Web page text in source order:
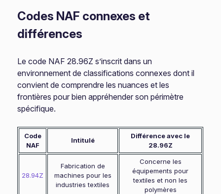
Codes NAF connexes et
différences
Le code NAF 28.96Z s’inscrit dans un
environnement de classifications connexes dont il
convient de comprendre les nuances et les
frontières pour bien appréhender son périmètre
spécifique.
Code
NAF
Intitulé
Différence avec le
28.96Z
28.94Z
Fabrication de
machines pour les
industries textiles
Concerne les
équipements pour
textiles et non les
polymères